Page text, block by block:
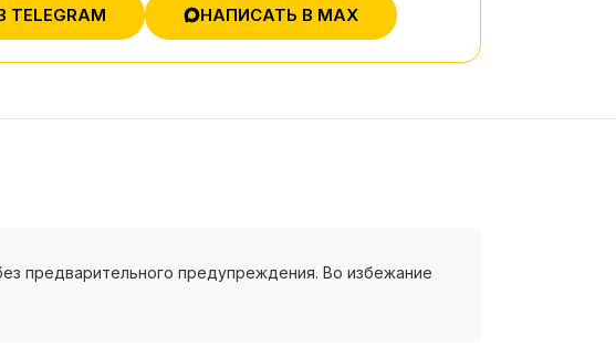
НАПИСАТЬ В MAX
предварительного предупреждения. Во избежание